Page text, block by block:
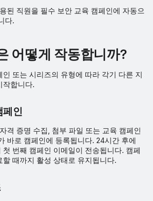
된 직원을 필수 보안 교육 캠페인에 자동으
다.
어떻게 작동합니까?
또는 시리즈의 유형에 따라 각기 다른 지
작합니다.
페인
격 증명 수집, 첨부 파일 또는 교육 캠페인
바로 캠페인에 등록됩니다. 24시간 후에
번째 캠페인 이메일이 전송됩니다. 캠페
할 때까지 활성 상태로 유지됩니다.